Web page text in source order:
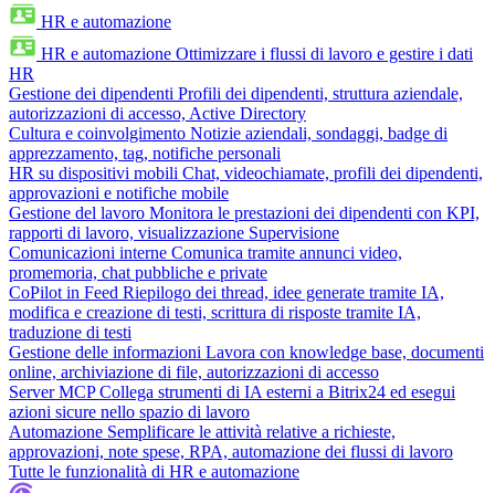
HR e automazione
HR e automazione Ottimizzare i flussi di lavoro e gestire i dati
HR
Gestione dei dipendenti Profili dei dipendenti, struttura aziendale,
autorizzazioni di accesso, Active Directory
Cultura e coinvolgimento Notizie aziendali, sondaggi, badge di
apprezzamento, tag, notifiche personali
HR su dispositivi mobili Chat, videochiamate, profili dei dipendenti,
approvazioni e notifiche mobile
Gestione del lavoro Monitora le prestazioni dei dipendenti con KPI,
rapporti di lavoro, visualizzazione Supervisione
Comunicazioni interne Comunica tramite annunci video,
promemoria, chat pubbliche e private
CoPilot in Feed Riepilogo dei thread, idee generate tramite IA,
modifica e creazione di testi, scrittura di risposte tramite IA,
traduzione di testi
Gestione delle informazioni Lavora con knowledge base, documenti
online, archiviazione di file, autorizzazioni di accesso
Server MCP Collega strumenti di IA esterni a Bitrix24 ed esegui
azioni sicure nello spazio di lavoro
Automazione Semplificare le attività relative a richieste,
approvazioni, note spese, RPA, automazione dei flussi di lavoro
Tutte le funzionalità di HR e automazione